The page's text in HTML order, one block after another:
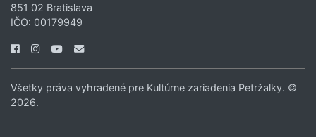
851 02 Bratislava
IČO: 00179949
Všetky práva vyhradené pre Kultúrne zariadenia Petržalky. ©
2026.